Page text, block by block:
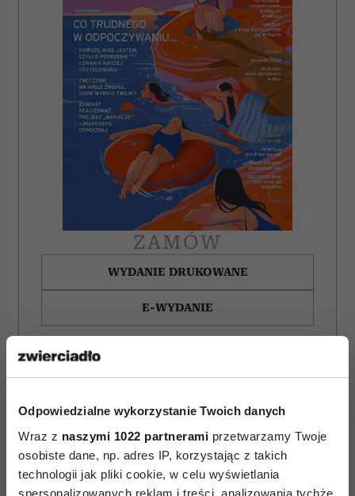
Odpowiedzialne wykorzystanie Twoich danych
Wraz z naszymi 1022 partnerami przetwarzamy Twoje
osobiste dane, np. adres IP, korzystając z takich
technologii jak pliki cookie, w celu wyświetlania
spersonalizowanych reklam i treści, analizowania tychże,
ZAMÓW
WYDANIE DRUKOWANE
E-WYDANIE